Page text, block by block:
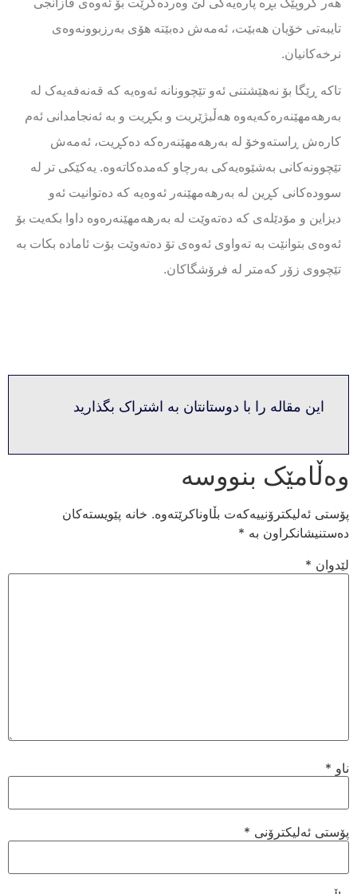
تایبەتی خۆیان هەبێت، ئەمەش دەبێتە هۆی بەرزبوونەوەی
نرخەکانیان.
تاکە ڕێگا بۆ نەهێشتنی ئەو تێچوونانە ئەوەیە کە قەنەفەیەک لە
بەرهەمهێنەرەکەیەوە هەڵبژێریت و بکڕیت و بە ئەنجامدانی ئەم
کارەش ​​ڕاستەوخۆ لە بەرهەمهێنەرەکە دەکڕیت، ئەمەش
تێچوونەکانی بەشێوەیەکی بەرچاو کەمدەکاتەوە. یەکێکی تر لە
سوودەکانی کڕین لە بەرهەمهێنەر ئەوەیە کە دەتوانیت ئەو
دیزاین و مۆدێلەی کە دەتەوێت لە بەرهەمهێنەرەوە داوا بکەیت بۆ
ئەوەی بتوانێت بە تەواوی ئەوەی تۆ دەتەوێت بۆت ئامادە بکات بە
تێچووی زۆر کەمتر لە فرۆشگاکان.
این مقاله را با دوستانتان به اشتراک بگذارید
وەڵامێک بنووسە
پۆستی ئەلیکترۆنییەکەت بڵاوناکرێتەوە. خانە پێویستەکان
دەستنیشانکراون بە *
لێدوان *
ناو *
پۆستی ئەلیکترۆنی *